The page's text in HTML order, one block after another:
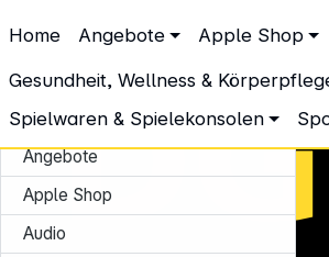
Home Angebote Apple Shop
Gesundheit, Wellness &
Spielwaren & Spielekonsolen
Werkzeug & Garten Mess- & Prüfgeräte
Lasergeräte
Angebote
Apple Shop
Audio